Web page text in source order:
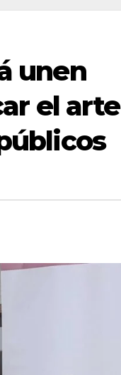
unen
el arte